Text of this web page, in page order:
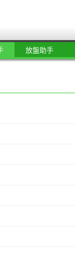
放盤助手